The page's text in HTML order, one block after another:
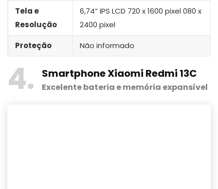
Tela e
Resolução
6,74” IPS LCD 720 x 1600 pixel 080 x
2400 pixel
Proteção Não informado
4 Smartphone Xiaomi Redmi 13C
Excelente bateria e memória expansível